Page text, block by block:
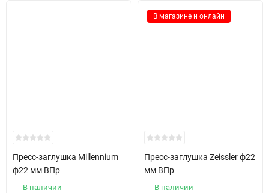
Пресс-заглушка Millennium
ф22 мм ВПр
В наличии
В магазине и онлайн
Пресс-заглушка Zeissler ф22
мм ВПр
В наличии